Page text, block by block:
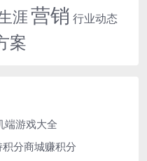
涯营销 行业动态
案
端游戏大全
分商城赚积分